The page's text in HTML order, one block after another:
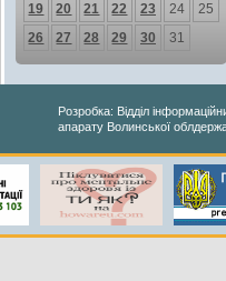
19
20 21 22 23 24
25
26
27 28 29 30 31
Розробка: Відділ
апарату Волинської